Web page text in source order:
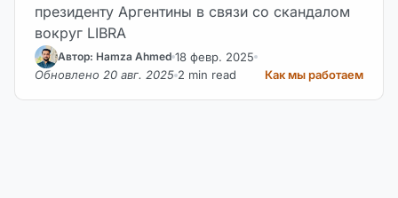
президенту Аргентины в связи со скандалом
вокруг LIBRA
Автор: Hamza Ahmed 18 февр. 2025
Обновлено 20 авг. 2025 2 min read Как мы работаем